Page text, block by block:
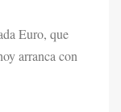
Euro, que
arranca con